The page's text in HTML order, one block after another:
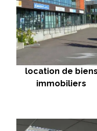
location de biens
immobiliers